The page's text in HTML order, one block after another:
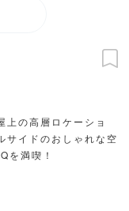
上の高層ロケーショ
サイドのおしゃれな空
を満喫！